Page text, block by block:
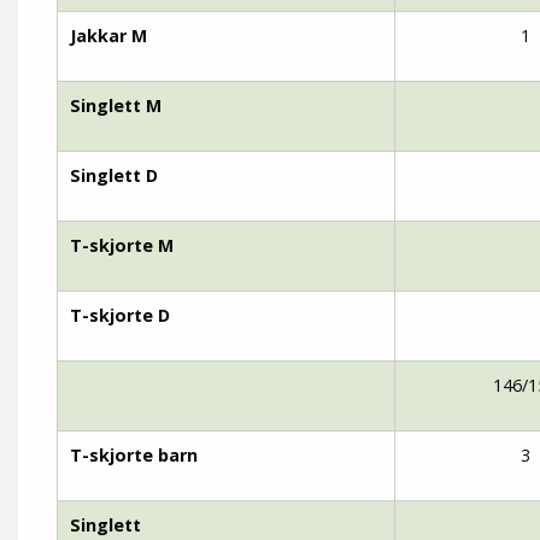
Jakkar M 1
Singlett M
Singlett D
T-skjorte M
T-skjorte D
146/
T-skjorte barn 3
Singlett